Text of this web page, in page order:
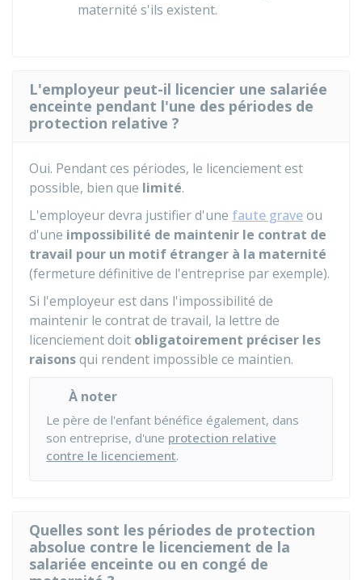
maternité s'ils existent.
L'employeur peut-il licencier une salariée
enceinte pendant l'une des périodes de
protection relative ?
Oui. Pendant ces périodes, le licenciement est
possible, bien que limité.
L'employeur devra justifier d'une faute graveou
d'une impossibilité de maintenir le contrat de
travail pour un motif étranger à la maternité
(fermeture définitive de l'entreprise par exemple).
Si l'employeur est dans l'impossibilité de
maintenir le contrat de travail, la lettre de
licenciement doit obligatoirement préciser les
raisonsqui rendent impossible ce maintien.
À noter
Le père de l'enfant bénéfice également, dans
son entreprise, d'une protection relative
contre le licenciement.
Quelles sont les périodes de protection
absolue contre le licenciement de la
salariée enceinte ou en congé de